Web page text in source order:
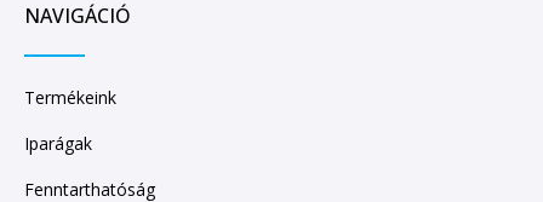
NAVIGÁCIÓ
Termékeink
Iparágak
Fenntarthatóság